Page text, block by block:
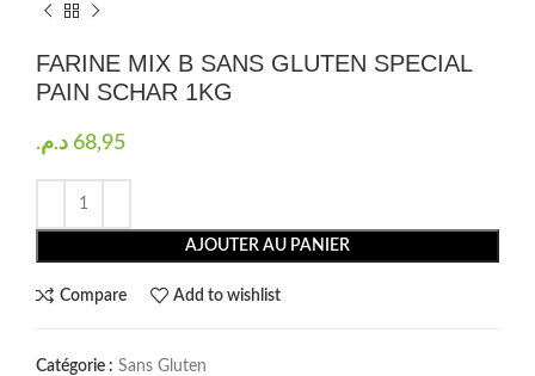
FARINE MIX B SANS GLUTEN SPECIAL
PAIN SCHAR 1KG
68,95 د.م.
AJOUTER AU PANIER
Compare Add to wishlist
Catégorie : Sans Gluten